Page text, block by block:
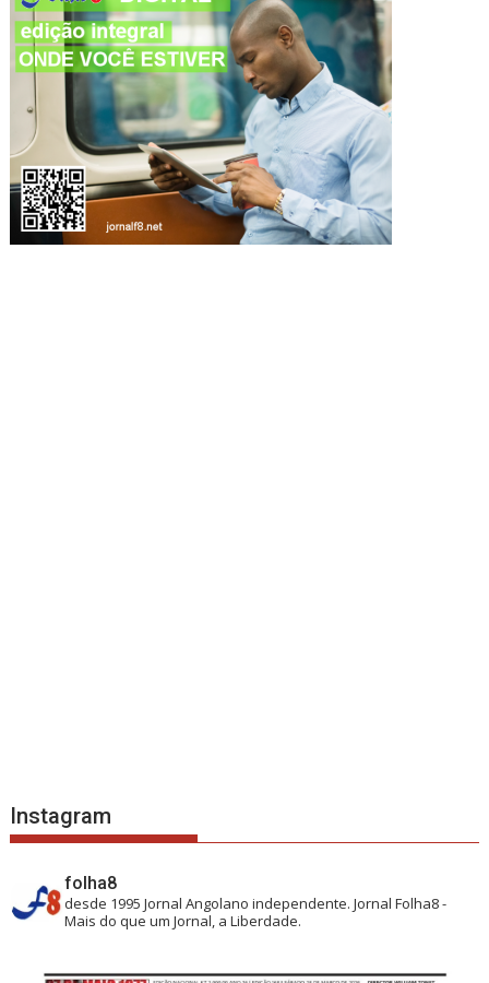
Instagram
folha8
desde 1995 Jornal Angolano independente.Jornal Folha8 -
Mais do que um Jornal, a Liberdade.